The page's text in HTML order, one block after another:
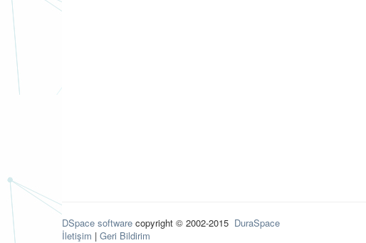
DSpace software copyright © 2002-2015 DuraSpace
İletişim | Geri Bildirim